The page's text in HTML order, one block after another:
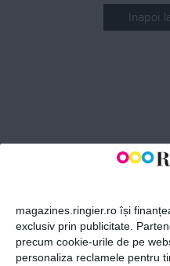
magazines.ringier.ro își
exclusiv prin publicitate.
precum cookie-urile de pe
personaliza reclamele pentru
Inapoi